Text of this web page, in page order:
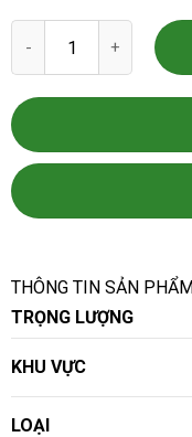
Cá dứa số lượng
THÔNG TIN SẢN
TRỌNG LƯỢNG
KHU VỰC
LOẠI